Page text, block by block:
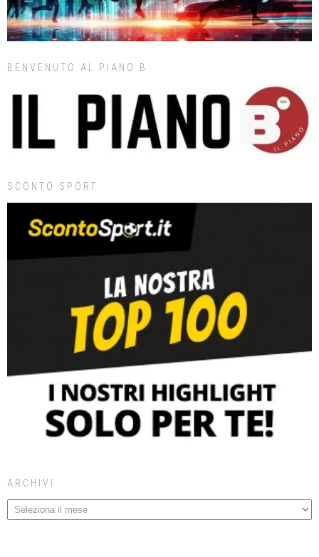
BENVENUTO AL PIANO B
SCONTO SPORT
ARCHIVI